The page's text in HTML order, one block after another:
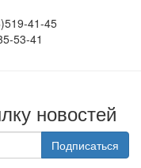
41-45
53-41
новостей
Подписаться